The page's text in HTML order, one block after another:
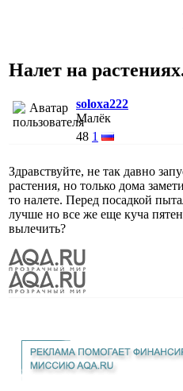
Налет на
soloxa222
Малёк
48 1
Здравствуйте, не так давно
растения, но только дома
то налете. Перед посадкой
лучше но все же еще куча
вылечить?